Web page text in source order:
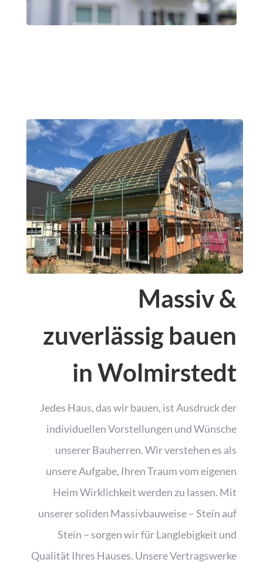
Massiv &
zuverlässig bauen
in Wolmirstedt
Jedes Haus, das wir bauen, ist Ausdruck der
individuellen Vorstellungen und Wünsche
unserer Bauherren. Wir verstehen es als
unsere Aufgabe, Ihren Traum vom eigenen
Heim Wirklichkeit werden zu lassen. Mit
unserer soliden Massivbauweise – Stein auf
Stein – sorgen wir für Langlebigkeit und
Qualität Ihres Hauses. Unsere Vertragswerke